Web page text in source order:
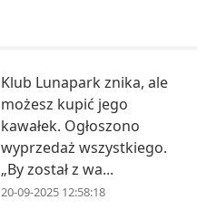
Klub Lunapark znika, ale
możesz kupić jego
kawałek. Ogłoszono
wyprzedaż wszystkiego.
„By został z wa...
20-09-2025 12:58:18